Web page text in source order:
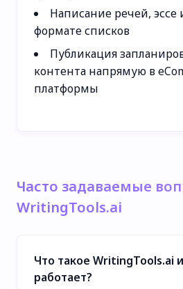
Написание речей, эссе
формате списков
Публикация
контента напрямую в
платформы
Часто задаваемые
WritingTools.ai
Что такое WritingTools.ai
работает?